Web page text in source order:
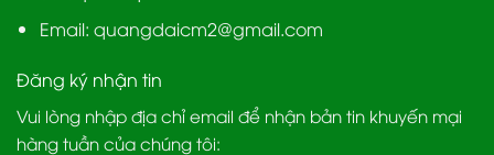
Email: quangdaicm2@gmail.com
Đăng ký nhận tin
Vui lòng nhập địa chỉ email để nhận bản tin khuyến mại
hàng tuần của chúng tôi: